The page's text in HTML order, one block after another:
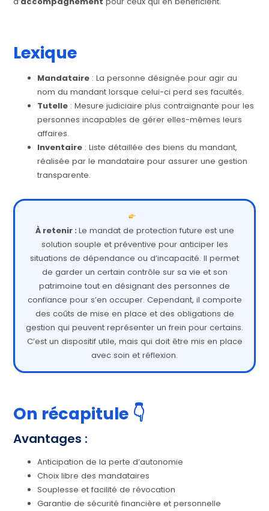
Lexique
Mandataire : La personne désignée pour agir au
nom du mandant lorsque celui-ci perd ses facultés.
Tutelle : Mesure judiciaire plus contraignante pour les
personnes incapables de gérer elles-mêmes leurs
affaires.
Inventaire : Liste détaillée des biens du mandant,
réalisée par le mandataire pour assurer une gestion
transparente.
À retenir : Le mandat de protection future est une
solution souple et préventive pour anticiper les
situations de dépendance ou d’incapacité. Il permet
de garder un certain contrôle sur sa vie et son
patrimoine tout en désignant des personnes de
confiance pour s’en occuper. Cependant, il comporte
des coûts de mise en place et des obligations de
gestion qui peuvent représenter un frein pour certains.
C’est un dispositif utile, mais qui doit être mis en place
avec soin et réflexion.
On récapitule 👇
Avantages :
Anticipation de la perte d’autonomie
Choix libre des mandataires
Souplesse et facilité de révocation
Garantie de sécurité financière et personnelle